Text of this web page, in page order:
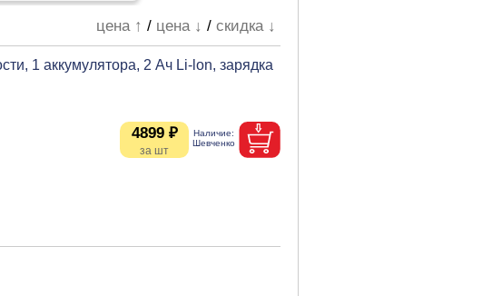
цена ↑ / цена ↓ /скидка ↓
1 аккумулятора, 2 Ач Li-lon, зарядка
4899 ₽